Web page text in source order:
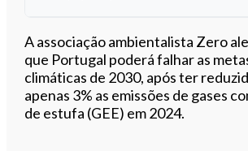
Ouvir este artigo
A associação ambientalista Zero
que Portugal poderá falhar as
climáticas de 2030, após ter
apenas 3% as emissões de gases
de estufa (GEE) em 2024.